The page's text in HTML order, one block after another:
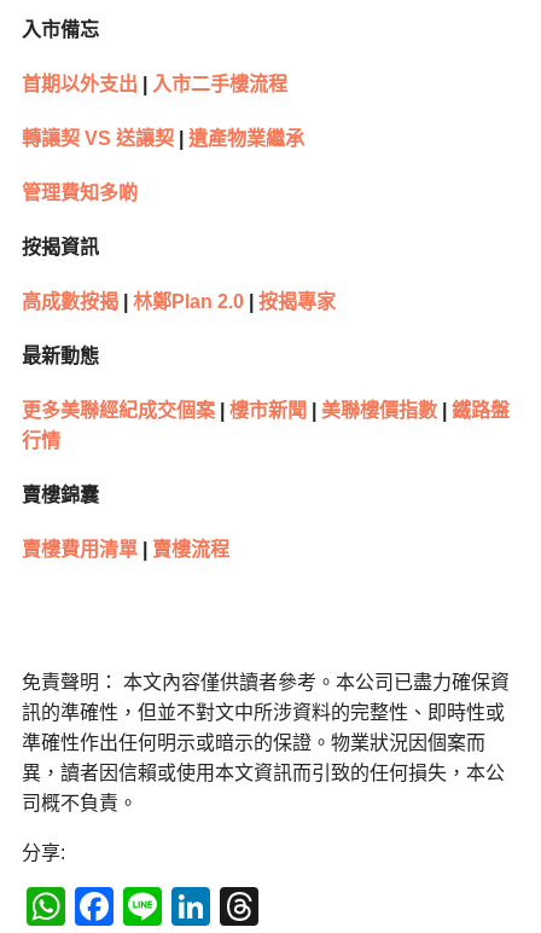
入市備忘
首期以外支出 入市二手樓流程
轉讓契VS 送讓契 遺產物業繼承
管理費知多啲
按揭資訊
高成數按揭| 林鄭Plan 2.0| 按揭專家
最新動態
更多美聯經紀成交個案| 樓市新聞 美聯樓價指數|
鐵路盤
行情
賣樓錦囊
賣樓費用清單| 賣樓流程
免責聲明： 本文內容僅供讀者參考。本公司已盡力確保資
訊的準確性，但並不對文中所涉資料的完整性、即時性或
準確性作出任何明示或暗示的保證。物業狀況因個案而
異，讀者因信賴或使用本文資訊而引致的任何損失，本公
司概不負責。
分享:
WhatsApp
Facebook
LineLinkedIn